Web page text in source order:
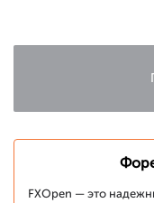
FXOpen — это